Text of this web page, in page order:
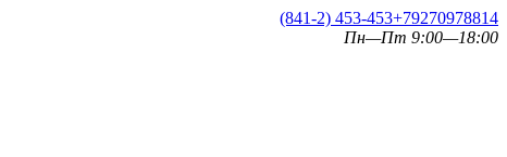
(841-2) 453-453+79270978814
Пн—Пт 9:00—18:00